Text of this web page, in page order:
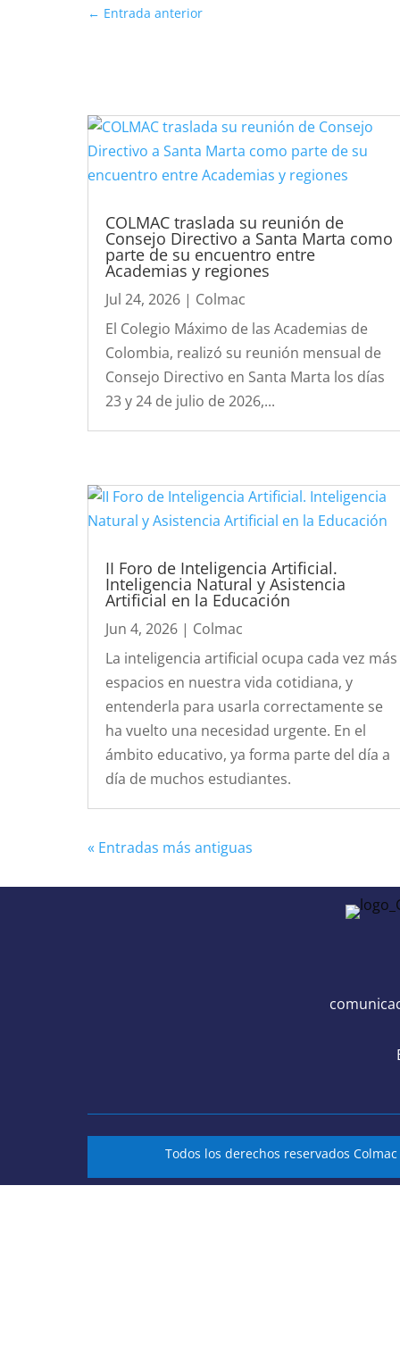
← Entrada anterior
COLMAC traslada su reunión de
Consejo Directivo a Santa Marta como
parte de su encuentro entre
Academias y regiones
Jul 24, 2026 | Colmac
El Colegio Máximo de las Academias de
Colombia, realizó su reunión mensual de
Consejo Directivo en Santa Marta los días
23 y 24 de julio de 2026,...
II Foro de Inteligencia Artificial.
Inteligencia Natural y Asistencia
Artificial en la Educación
Jun 4, 2026 | Colmac
La inteligencia artificial ocupa cada vez más
espacios en nuestra vida cotidiana, y
entenderla para usarla correctamente se
ha vuelto una necesidad urgente. En el
ámbito educativo, ya forma parte del día a
día de muchos estudiantes.
« Entradas más antiguas
Todos los derechos reservados